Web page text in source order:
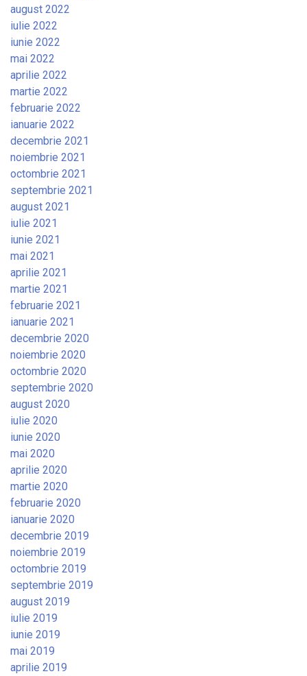
august 2022
iulie 2022
iunie 2022
mai 2022
aprilie 2022
martie 2022
februarie 2022
ianuarie 2022
decembrie 2021
noiembrie 2021
octombrie 2021
septembrie 2021
august 2021
iulie 2021
iunie 2021
mai 2021
aprilie 2021
martie 2021
februarie 2021
ianuarie 2021
decembrie 2020
noiembrie 2020
octombrie 2020
septembrie 2020
august 2020
iulie 2020
iunie 2020
mai 2020
aprilie 2020
martie 2020
februarie 2020
ianuarie 2020
decembrie 2019
noiembrie 2019
octombrie 2019
septembrie 2019
august 2019
iulie 2019
iunie 2019
mai 2019
aprilie 2019